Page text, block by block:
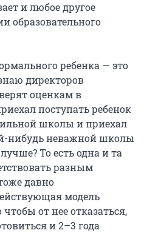
и любое другое
образовательного
ребенка — это
директоров
оценкам в
поступать ребенок
школы и приехал
нибудь неважной школы
То есть одна и та
разным
давно
модель
от нее отказаться,
и 2–3 года